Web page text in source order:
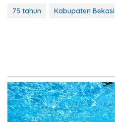
75 tahun Kabupaten Bekasi